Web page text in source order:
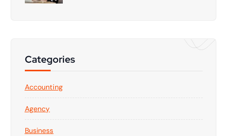
Categories
Accounting
Agency
Business